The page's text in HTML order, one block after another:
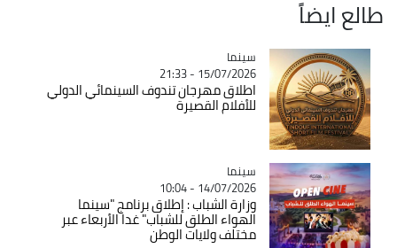
طالع ايضاً
Catégorie
سينما
15/07/2026 - 21:33
اطلاق مهرجان تندوف السينمائي الدولي
للأفلام القصيرة
Catégorie
سينما
14/07/2026 - 10:04
وزارة الشباب : إطلاق برنامج "سينما
الهواء الطلق للشباب" غدا الأربعاء عبر
مختلف ولايات الوطن